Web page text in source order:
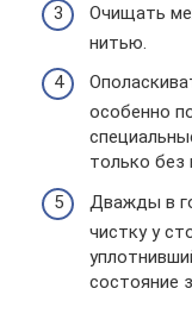
Очищать
нитью.
особенно
только без
Дважды в
чистку у
состояние